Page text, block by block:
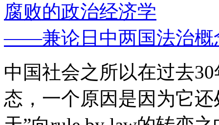
腐败的政治经济学
——兼论日中两国法治概
中国社会之所以在过去
态，一个原因是因为它